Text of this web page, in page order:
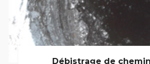
Débistrage de